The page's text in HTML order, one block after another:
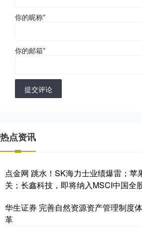
你的昵称*
你的邮箱*
提交评论
热点资讯
点金网 跳水！SK海力士业绩爆雷；苹
关；长鑫科技，即将纳入MSCI中国全
华生证券 完善自然资源资产管理制度
革